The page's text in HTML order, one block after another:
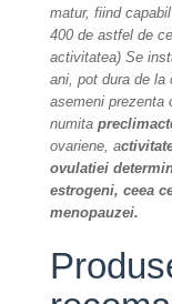
matur, fiind
400 de astfel de
activitatea) Se
ani, pot dura de la
asemeni prezenta
numita
ovariene, a
ovulatiei
estrogeni, ceea
menopauzei.